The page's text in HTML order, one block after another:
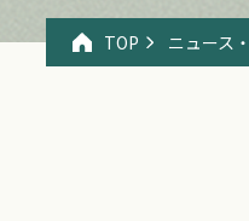
TOP ニュース